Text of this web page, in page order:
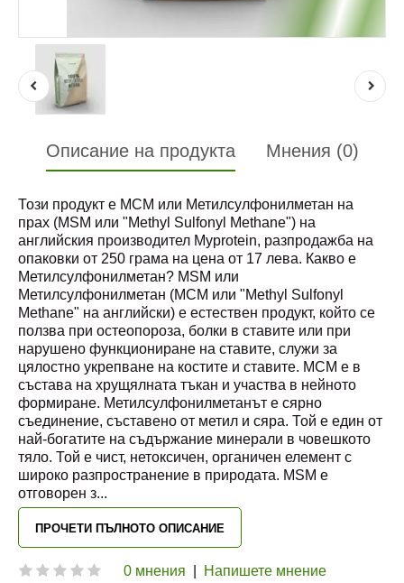
Описание на продукта Мнения (0)
Този продукт е МСМ или Метилсулфонилметан на
прах (MSM или "Methyl Sulfonyl Methane") на
английския производител Myprotein, разпродажба на
опаковки от 250 грама на цена от 17 лева. Какво е
Метилсулфонилметан? MSM или
Метилсулфонилметан (МСМ или "Methyl Sulfonyl
Methane" на английски) е естествен продукт, който се
ползва при остеопороза, болки в ставите или при
нарушено функциониране на ставите, служи за
цялостно укрепване на костите и ставите. МСМ е в
състава на хрущялната тъкан и участва в нейното
формиране. Метилсулфонилметанът е сярно
съединение, съставено от метил и сяра. Той е един от
най-богатите на съдържание минерали в човешкото
тяло. Той е чист, нетоксичен, органичен елемент с
широко разпространение в природата. MSM е
отговорен з...
ПРОЧЕТИ ПЪЛНОТО ОПИСАНИЕ
0 мнения
Напишете мнение